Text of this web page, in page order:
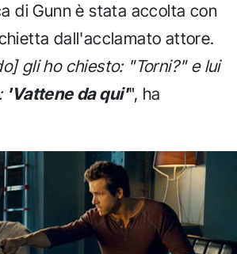
di Gunn è stata accolta con
dall'acclamato attore.
gli ho chiesto: "Torni?" e lui
'Vattene da qui'", ha